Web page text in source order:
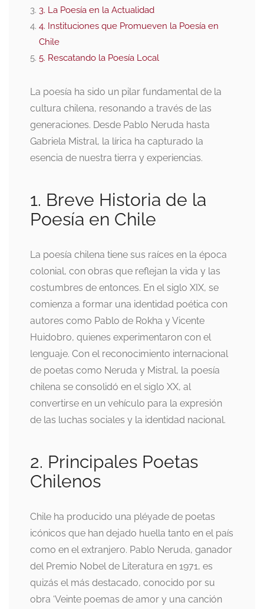
3. La Poesía en la Actualidad
4. Instituciones que Promueven la Poesía en
Chile
5. Rescatando la Poesía Local
La poesía ha sido un pilar fundamental de la
cultura chilena, resonando a través de las
generaciones. Desde Pablo Neruda hasta
Gabriela Mistral, la lírica ha capturado la
esencia de nuestra tierra y experiencias.
1. Breve Historia de la
Poesía en Chile
La poesía chilena tiene sus raíces en la época
colonial, con obras que reflejan la vida y las
costumbres de entonces. En el siglo XIX, se
comienza a formar una identidad poética con
autores como Pablo de Rokha y Vicente
Huidobro, quienes experimentaron con el
lenguaje. Con el reconocimiento internacional
de poetas como Neruda y Mistral, la poesía
chilena se consolidó en el siglo XX, al
convertirse en un vehículo para la expresión
de las luchas sociales y la identidad nacional.
2. Principales Poetas
Chilenos
Chile ha producido una pléyade de poetas
icónicos que han dejado huella tanto en el país
como en el extranjero. Pablo Neruda, ganador
del Premio Nobel de Literatura en 1971, es
quizás el más destacado, conocido por su
obra ‘Veinte poemas de amor y una canción